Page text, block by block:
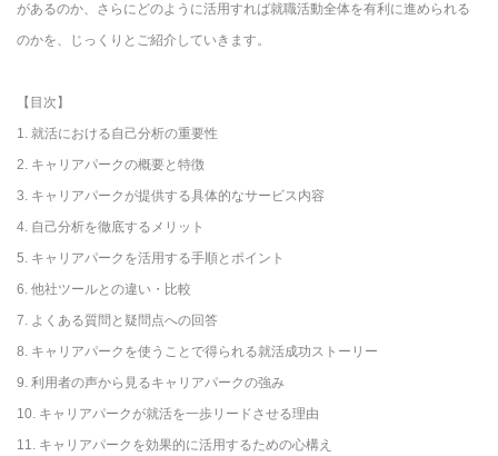
があるのか、さらにどのように活用すれば就職活動全体を有利に進められる
のかを、じっくりとご紹介していきます。
【目次】
1. 就活における自己分析の重要性
2. キャリアパークの概要と特徴
3. キャリアパークが提供する具体的なサービス内容
4. 自己分析を徹底するメリット
5. キャリアパークを活用する手順とポイント
6. 他社ツールとの違い・比較
7. よくある質問と疑問点への回答
8. キャリアパークを使うことで得られる就活成功ストーリー
9. 利用者の声から見るキャリアパークの強み
10. キャリアパークが就活を一歩リードさせる理由
11. キャリアパークを効果的に活用するための心構え